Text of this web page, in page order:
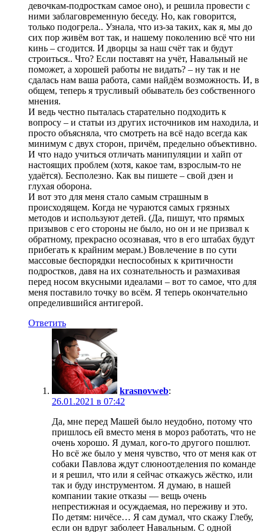
девочкам-подросткам самое оно), и решила провести с
ними заблаговременную беседу. Но, как говорится,
только подогрела.. Узнала, что из-за таких, как я, мы до
сих пор живём вот так, и нашему поколению всё что ни
кинь – сгодится. И дворцы за наш счёт так и будут
строиться.. Что? Если поставят на учёт, Навальный не
поможет, а хорошей работы не видать? – ну так и не
сдалась нам ваша работа, сами найдём возможность. И, в
общем, теперь я трусливый обыватель без собственного
мнения.
И ведь честно пыталась старательно подходить к
вопросу – и статьи из других источников им находила, и
просто объясняла, что смотреть на всё надо всегда как
минимум с двух сторон, причём, предельно объективно.
И что надо учиться отличать манипуляции и хайп от
настоящих проблем (хотя, какое там, взрослым-то не
удаётся). Бесполезно. Как вы пишете – свой дзен и
глухая оборона.
И вот это для меня стало самым страшным в
происходящем. Когда не чураются самых грязных
методов и используют детей. (Да, пишут, что прямых
призывов с его стороны не было, но он и не призвал к
обратному, прекрасно осознавая, что в его штабах будут
прибегать к крайним мерам.) Вовлечение в по сути
массовые беспорядки неспособных к критичности
подростков, давя на их сознательность и размахивая
перед носом вкусными идеалами – вот то самое, что для
меня поставило точку во всём. Я теперь окончательно
определившийся антигерой.
Ответить
krasnovweb:
26.01.2021 в 07:42
Да, мне перед Машей было неудобно, потому что
пришлось ей вместо меня в мороз работать, что не
очень хорошо. Я думал, кого-то другого пошлют.
Но всё же было у меня чувство, что от меня как от
собаки Павлова ждут слюноотделения по команде
и я решил, что или я сейчас откажусь жёстко, или
так и буду инструментом. Я думаю, в нашей
компании такие отказы — вещь очень
непрестижная и осуждаемая, но переживу и это.
По детям: ничёсе… Я сам думал, что скажу Глебу,
если он вдруг заболеет Навальным. С одной